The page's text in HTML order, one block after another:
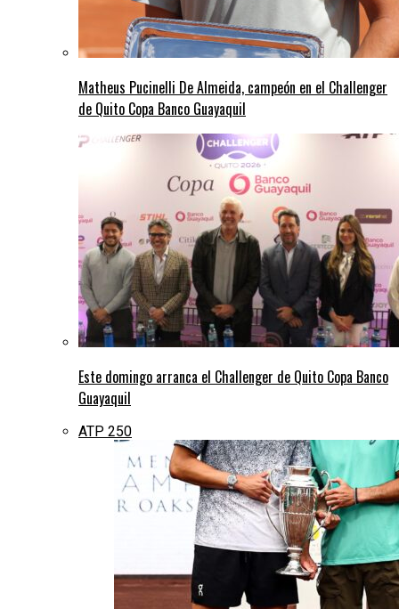
Matheus Pucinelli De Almeida, campeón en el Challenger
de Quito Copa Banco Guayaquil
Este domingo arranca el Challenger de Quito Copa Banco
Guayaquil
ATP 250